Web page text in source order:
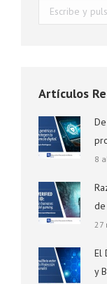
Buscar:
Artículos
8
27
El
y